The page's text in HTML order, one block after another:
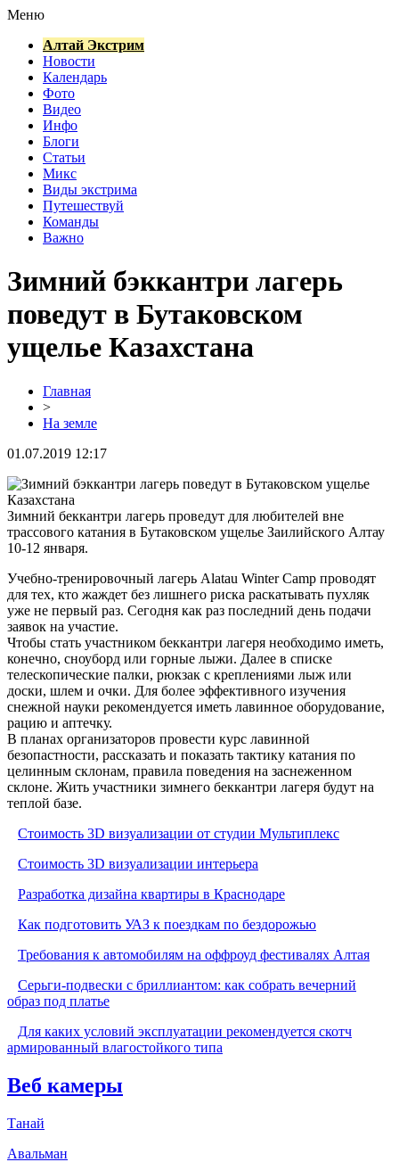
Меню
Алтай Экстрим
Новости
Календарь
Фото
Видео
Инфо
Блоги
Статьи
Микс
Виды экстрима
Путешествуй
Команды
Важно
Зимний бэккантри лагерь
поведут в Бутаковском
ущелье Казахстана
Главная
>
На земле
01.07.2019 12:17
Зимний беккантри лагерь проведут для любителей вне
трассового катания в Бутаковском ущелье Заилийского Алтау
10-12 января.
Учебно-тренировочный лагерь Alatau Winter Camp проводят
для тех, кто жаждет без лишнего риска раскатывать пухляк
уже не первый раз. Сегодня как раз последний день подачи
заявок на участие.
Чтобы стать участником беккантри лагеря необходимо иметь,
конечно, сноуборд или горные лыжи. Далее в списке
телескопические палки, рюкзак с креплениями лыж или
доски, шлем и очки. Для более эффективного изучения
снежной науки рекомендуется иметь лавинное оборудование,
рацию и аптечку.
В планах организаторов провести курс лавинной
безопастности, рассказать и показать тактику катания по
целинным склонам, правила поведения на заснеженном
склоне. Жить участники зимнего беккантри лагеря будут на
теплой базе.
Стоимость 3D визуализации от студии Мультиплекс
Стоимость 3D визуализации интерьера
Разработка дизайна квартиры в Краснодаре
Как подготовить УАЗ к поездкам по бездорожью
Требования к автомобилям на оффроуд фестивалях Алтая
Серьги-подвески с бриллиантом: как собрать вечерний
образ под платье
Для каких условий эксплуатации рекомендуется скотч
армированный влагостойкого типа
Веб камеры
Танай
Авальман